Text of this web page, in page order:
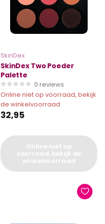
SkinDex
SkinDex Two Poeder
Palette
0 reviews
Online niet op voorraad, bekijk
de winkelvoorraad
32,95
Online niet op
voorraad, bekijk de
winkelvoorraad